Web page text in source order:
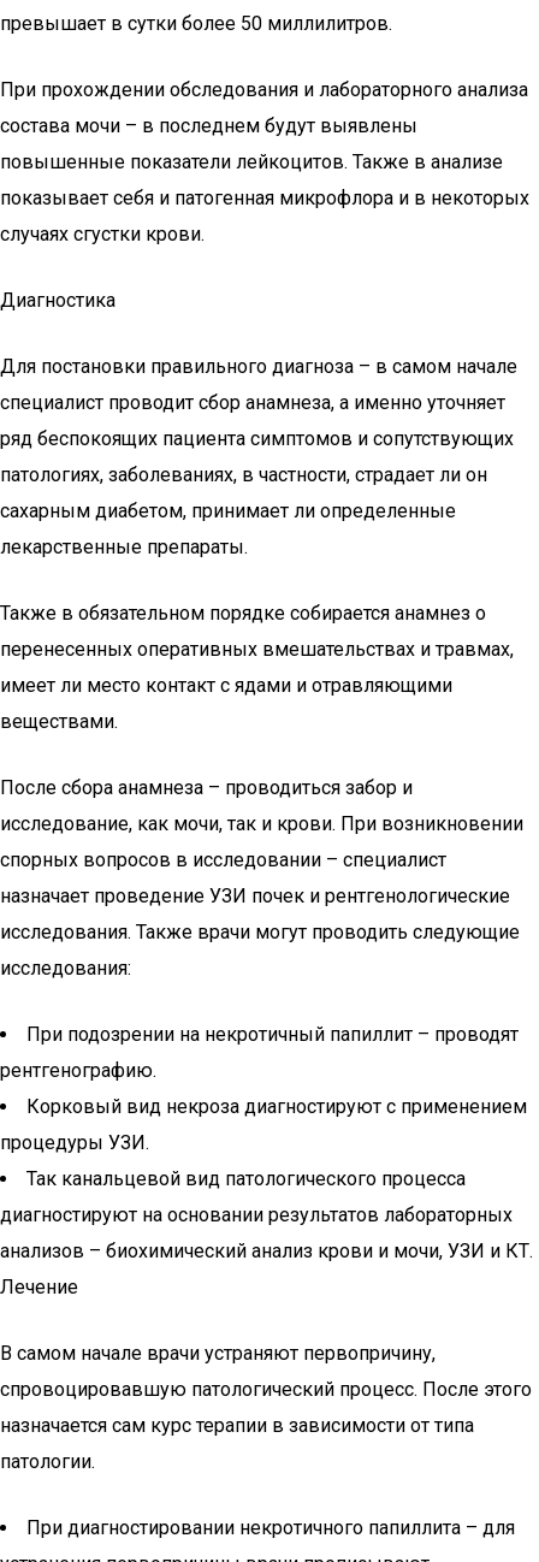
превышает в сутки более 50 миллилитров.
При прохождении обследования и лабораторного анализа
состава мочи – в последнем будут выявлены
повышенные показатели лейкоцитов. Также в анализе
показывает себя и патогенная микрофлора и в некоторых
случаях сгустки крови.
Диагностика
Для постановки правильного диагноза – в самом начале
специалист проводит сбор анамнеза, а именно уточняет
ряд беспокоящих пациента симптомов и сопутствующих
патологиях, заболеваниях, в частности, страдает ли он
сахарным диабетом, принимает ли определенные
лекарственные препараты.
Также в обязательном порядке собирается анамнез о
перенесенных оперативных вмешательствах и травмах,
имеет ли место контакт с ядами и отравляющими
веществами.
После сбора анамнеза – проводиться забор и
исследование, как мочи, так и крови. При возникновении
спорных вопросов в исследовании – специалист
назначает проведение УЗИ почек и рентгенологические
исследования. Также врачи могут проводить следующие
исследования:
При подозрении на некротичный папиллит – проводят
рентгенографию.
Корковый вид некроза диагностируют с применением
процедуры УЗИ.
Так канальцевой вид патологического процесса
диагностируют на основании результатов лабораторных
анализов – биохимический анализ крови и мочи, УЗИ и КТ.
Лечение
В самом начале врачи устраняют первопричину,
спровоцировавшую патологический процесс. После этого
назначается сам курс терапии в зависимости от типа
патологии.
При диагностировании некротичного папиллита – для